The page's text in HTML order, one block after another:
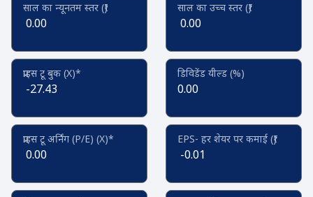
साल का न्यूनतम स्तर (₹)
0.00
साल का उच्च स्तर (₹)
0.00
प्राइस टू बुक (X)*
-27.43
डिविडेंड यील्ड (%)
0.00
प्राइस टू अर्निंग (P/E) (X)*
0.00
EPS- हर शेयर पर कमाई (₹)
-0.01